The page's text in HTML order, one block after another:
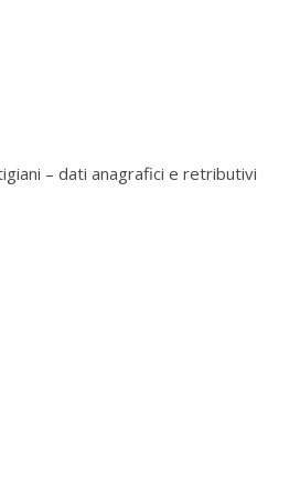
– dati anagrafici e retributivi